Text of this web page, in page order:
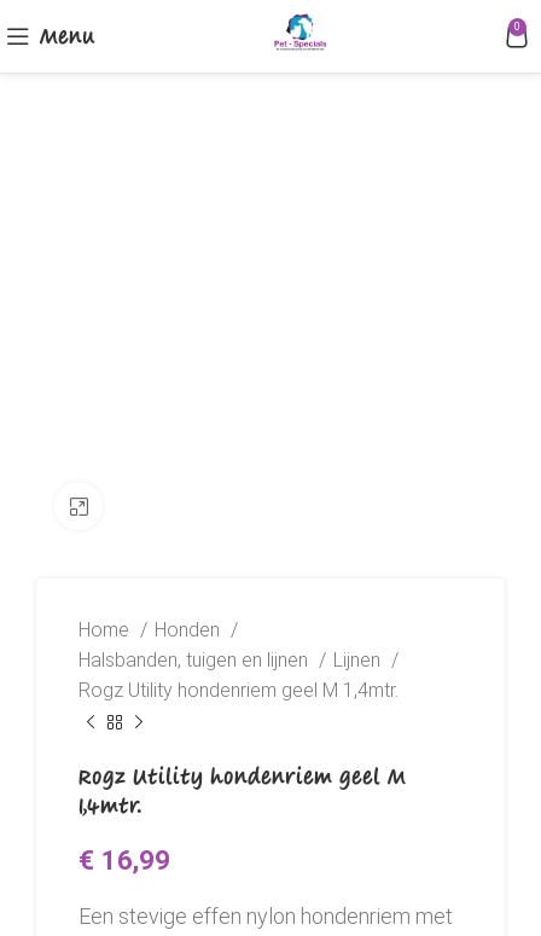
Menu 0
Home
Honden
Halsbanden, tuigen en lijnen
Lijnen
Rogz Utility hondenriem geel M 1,4mtr.
Rogz Utility hondenriem geel M
1,4mtr.
€ 16,99
Een stevige effen nylon hondenriem met